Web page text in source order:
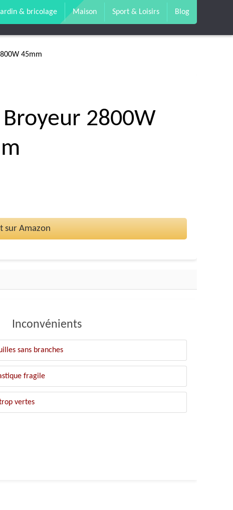
& bricolage Maison Sport & Loisirs Blog
45mm
2800W
sur Amazon
Inconvénients
sans branches
fragile
vertes